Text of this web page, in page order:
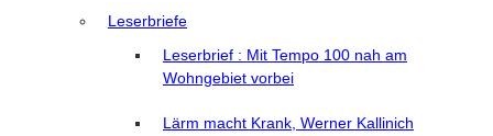
Leserbriefe
Leserbrief : Mit Tempo 100 nah am
Wohngebiet vorbei
Lärm macht Krank, Werner Kallinich